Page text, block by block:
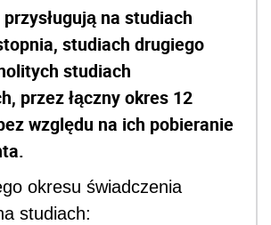
na studiach
studiach drugiego
studiach
przez łączny okres 12
względu na ich pobieranie
okresu świadczenia
studiach: